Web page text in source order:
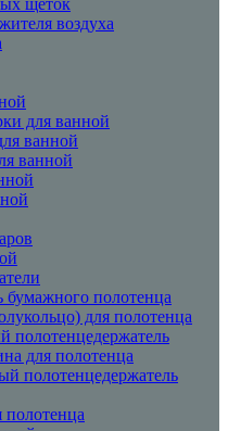
воздуха
для ванной
ванной
ванной
бумажного полотенца
для полотенца
полотенцедержатель
для полотенца
полотенцедержатель